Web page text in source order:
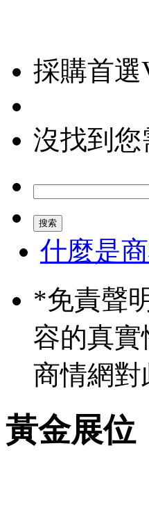
採購首選
沒找到您
什麼是
*免責聲
容的真
商情網
黃金展位